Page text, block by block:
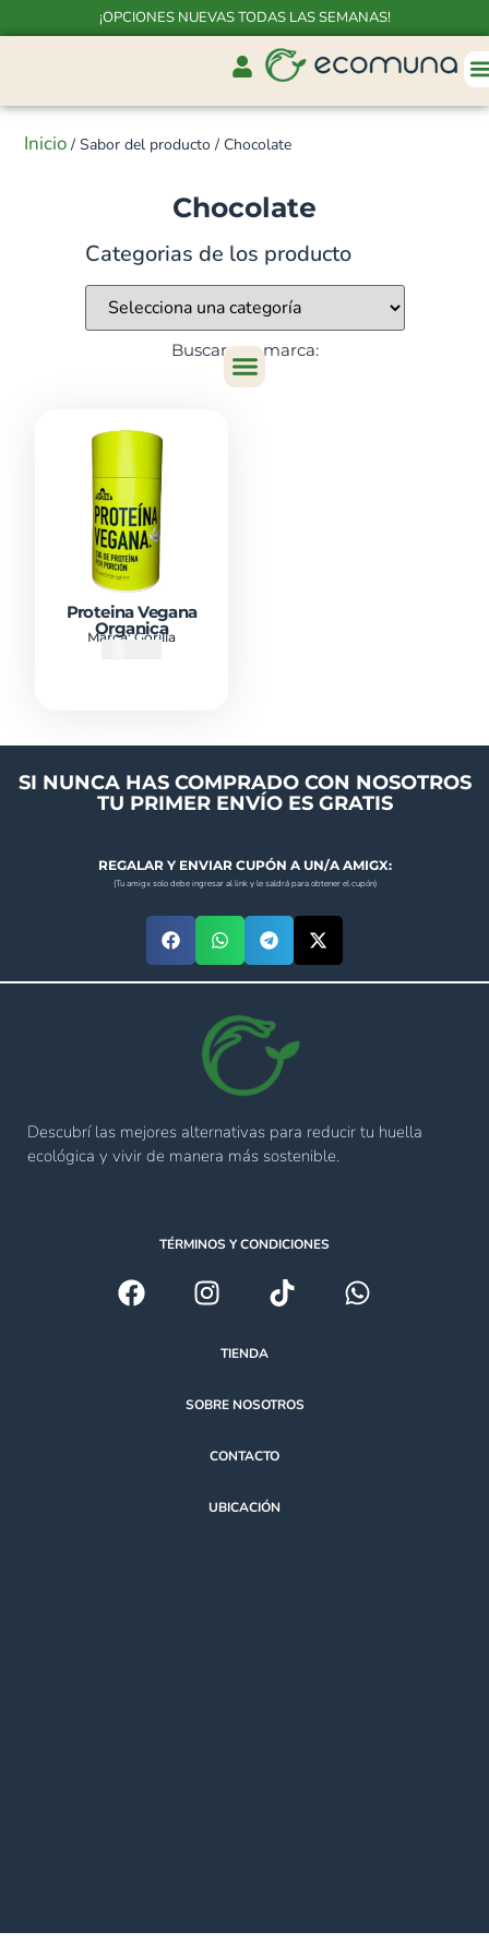
¡OPCIONES NUEVAS TODAS LAS SEMANAS!
Inicio / Sabor del producto / Chocolate
Chocolate
Categorias de los producto
Buscar por marca:
Proteina Vegana
Organica
Marca:Gorilla
SI NUNCA HAS COMPRADO CON NOSOTROS
TU PRIMER ENVÍO ES GRATIS
REGALAR Y ENVIAR CUPÓN A UN/A AMIGX:
(Tu amigx solo debe ingresar al link y le saldrá para obtener el cupón)
Descubrí las mejores alternativas para reducir tu huella
ecológica y vivir de manera más sostenible.
TÉRMINOS Y CONDICIONES
TIENDA
SOBRE NOSOTROS
CONTACTO
UBICACIÓN